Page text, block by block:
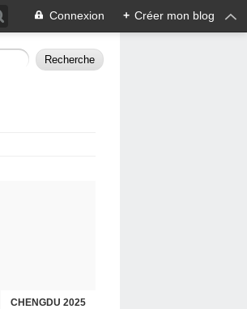
Connexion + Créer mon blog
CHENGDU 2025